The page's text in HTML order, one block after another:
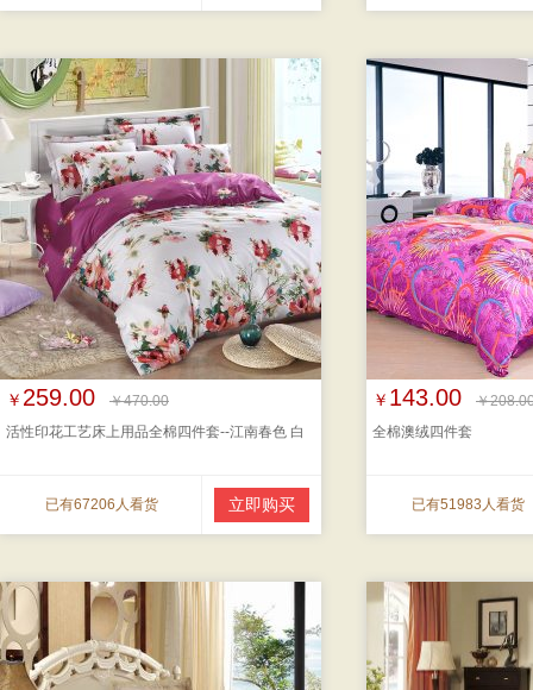
￥ 259.00
￥470.00
活性印花工艺床上用品全棉四件套--江南春色 白
已有67206人看货 立即购买
￥ 143.00
￥
全棉澳绒四件套
已有51983人看货